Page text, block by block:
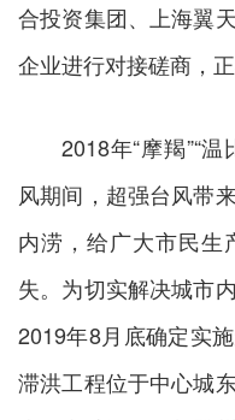
合投资集团、上海翼
企业进行对接磋商，
2018年“摩羯”“温
风期间，超强台风带
内涝，给广大市民生
失。为切实解决城市
2019年8月底确定实
滞洪工程位于中心城